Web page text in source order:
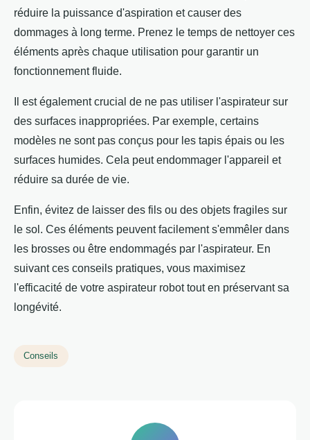
réduire la puissance d'aspiration et causer des
dommages à long terme. Prenez le temps de nettoyer ces
éléments après chaque utilisation pour garantir un
fonctionnement fluide.
Il est également crucial de ne pas utiliser l'aspirateur sur
des surfaces inappropriées. Par exemple, certains
modèles ne sont pas conçus pour les tapis épais ou les
surfaces humides. Cela peut endommager l'appareil et
réduire sa durée de vie.
Enfin, évitez de laisser des fils ou des objets fragiles sur
le sol. Ces éléments peuvent facilement s'emmêler dans
les brosses ou être endommagés par l'aspirateur. En
suivant ces conseils pratiques, vous maximisez
l'efficacité de votre aspirateur robot tout en préservant sa
longévité.
Conseils